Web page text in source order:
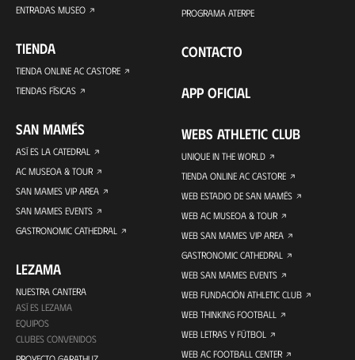
ENTRADAS MUSEO
TIENDA
TIENDA ONLINE AC CASTORE
TIENDAS FÍSICAS
SAN MAMÉS
ASÍ ES LA CATEDRAL
AC MUSEOA & TOUR
SAN MAMES VIP AREA
SAN MAMES EVENTS
GASTRONOMIC CATHEDRAL
LEZAMA
NUESTRA CANTERA
ASÍ ES LEZAMA
EQUIPOS
CLUBES CONVENIDOS
PROGRAMA ATERPE
CONTACTO
APP OFICIAL
WEBS ATHLETIC CLUB
UNIQUE IN THE WORLD
TIENDA ONLINE AC CASTORE
WEB ESTADIO DE SAN MAMÉS
WEB AC MUSEOA & TOUR
WEB SAN MAMES VIP AREA
GASTRONOMIC CATHEDRAL
WEB SAN MAMES EVENTS
WEB FUNDACIÓN ATHLETIC CLUB
WEB THINKING FOOTBALL
WEB LETRAS Y FÚTBOL
WEB AC FOOTBALL CENTER